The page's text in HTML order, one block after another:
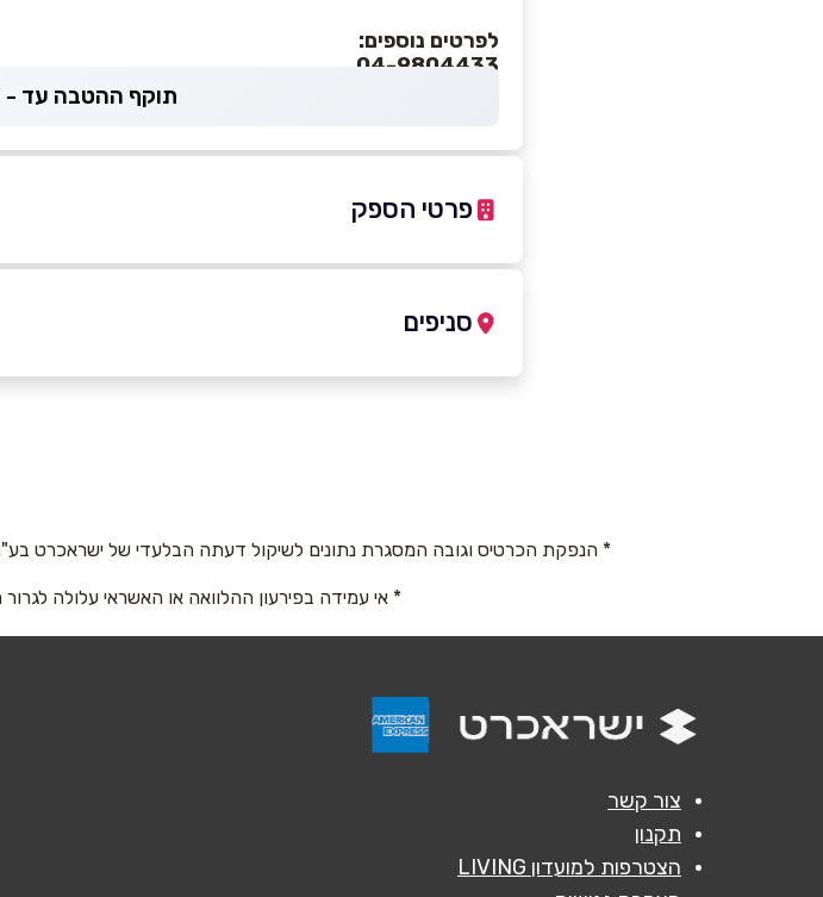
לפרטים נוספים:
04-9804433
תוקף ההטבה עד - 06.09.2026
פרטי הספק
נושא*
אנא חזרו אלי בקשר ל...
סניפים
* הנפקת הכרטיס וגובה המסגרת נתונים לשיקול דעתה הבלעדי של ישראכרט
* אי עמידה בפירעון ההלוואה או האשראי עלולה לגרור
צור קשר
תקנון
הצטרפות למועדון LIVING